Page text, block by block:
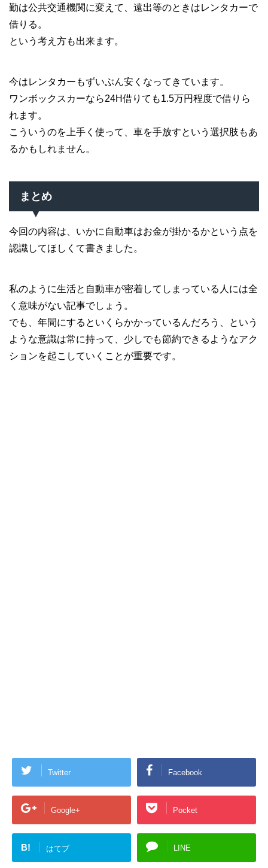
勤は公共交通機関に変えて、遠出等のときはレンタカーで
借りる。
という考え方も出来ます。
今はレンタカーもずいぶん安くなってきています。
ワンボックスカーなら24H借りても1.5万円程度で借りら
れます。
こういうのを上手く使って、車を手放すという選択肢もあ
るかもしれません。
まとめ
今回の内容は、いかに自動車はお金が掛かるかという点を
認識してほしくて書きました。
私のように生活と自動車が密着してしまっている人には全
く意味がない記事でしょう。
でも、年間にするといくらかかっているんだろう、という
ような意識は常に持って、少しでも節約できるようなアク
ションを起こしていくことが重要です。
Twitter Facebook
Google+ Pocket
B! はてブ LINE